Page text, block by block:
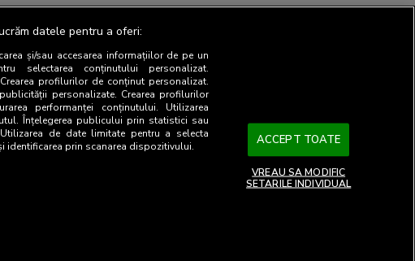
datele pentru a oferi:
și/sau accesarea informațiilor de pe un
selectarea conținutului personalizat.
profilurilor de conținut personalizat.
personalizate. Crearea profilurilor
performanței conținutului. Utilizarea
Înțelegerea publicului prin statistici sau
de date limitate pentru a selecta
identificarea prin scanarea dispozitivului.
ACCEPT TOATE
VREAU SA MODIFIC
SETARILE INDIVIDUAL